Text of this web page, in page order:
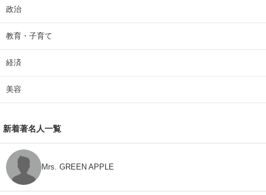
政治
教育・子育て
経済
美容
新着著名人一覧
Mrs. GREEN APPLE